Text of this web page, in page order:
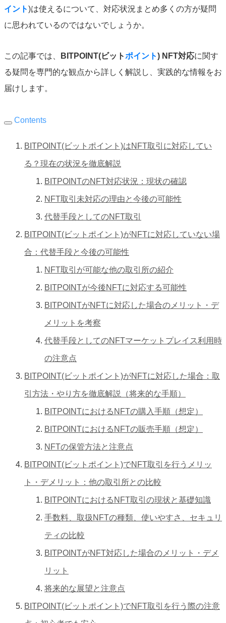
イント)は使えるについて、対応状況まとめ多くの方が疑問
に思われているのではないでしょうか。
この記事では、 BITPOINT(ビットポイント) NFT対応に関す
る疑問を専門的な観点から詳しく解説し、実践的な情報をお
届けします。
Contents
BITPOINT(ビットポイント)はNFT取引に対応してい
る？現在の状況を徹底解説
BITPOINTのNFT対応状況：現状の確認
NFT取引未対応の理由と今後の可能性
代替手段としてのNFT取引
BITPOINT(ビットポイント)がNFTに対応していない場
合：代替手段と今後の可能性
NFT取引が可能な他の取引所の紹介
BITPOINTが今後NFTに対応する可能性
BITPOINTがNFTに対応した場合のメリット・デ
メリットを考察
代替手段としてのNFTマーケットプレイス利用時
の注意点
BITPOINT(ビットポイント)がNFTに対応した場合：取
引方法・やり方を徹底解説（将来的な手順）
BITPOINTにおけるNFTの購入手順（想定）
BITPOINTにおけるNFTの販売手順（想定）
NFTの保管方法と注意点
BITPOINT(ビットポイント)でNFT取引を行うメリッ
ト・デメリット：他の取引所との比較
BITPOINTにおけるNFT取引の現状と基礎知識
手数料、取扱NFTの種類、使いやすさ、セキュリ
ティの比較
BITPOINTがNFT対応した場合のメリット・デメ
リット
将来的な展望と注意点
BITPOINT(ビットポイント)でNFT取引を行う際の注意